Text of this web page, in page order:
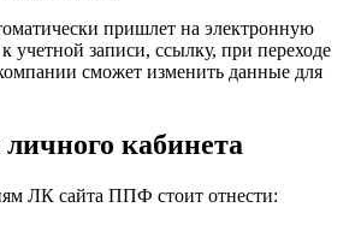
пришлет на электронную
учетной записи, ссылку, при переходе
сможет изменить данные для
кабинета
ЛК сайта ППФ стоит отнести: